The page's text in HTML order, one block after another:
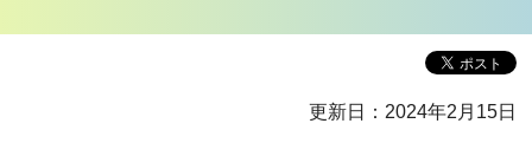
更新日：2024年2月15日